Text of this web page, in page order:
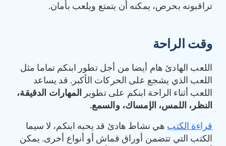
تراقبونه بحرص، يمكنه أن يتمتع ويلعب بأمان.
وقت الراحة
اللعب الهادئ هام أيضا من أجل تطور ابنكم تماما مثل
اللعب الذي يشجع على الحركات الأكبر. قد يساعد
اللعب أثناء الراحة ابنكم على تطوير المهارات الدقيقة،
النظر، اللمس، الإمساك، والسمع.
قراءة الكتب هي نشاط هادئ قد يحبه ابنكم، لا سيما
الكتب التي تتضمن أوراق قماش أو أنواع أخرى. يمكن